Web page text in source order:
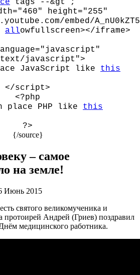
tags --&gt
;
height="255"
embed/
allowfullscreen></iframe>
javascript">
JavaScript like this
</script>
<?php
place PHP like this
?>
{/source}
– самое
на земле!
Июнь 2015
святого великомученика и
протоирей Андрей (Гриев) поздравил
медицинского работника.